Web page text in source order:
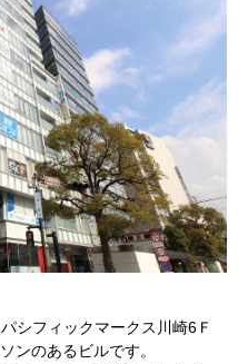
シフィックマークス川崎6Ｆ
ンのあるビルです。